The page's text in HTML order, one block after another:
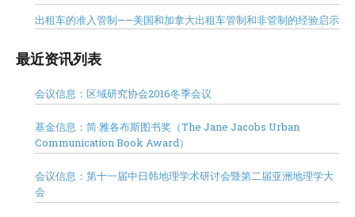
出租车的准入管制——美国和加拿大出租车管制和非管制的经验启示
最近资讯列表
会议信息：区域研究协会2016冬季会议
基金信息：简·雅各布斯图书奖（The Jane Jacobs Urban
Communication Book Award）
会议信息：第十一届中日韩地理学术研讨会暨第二届亚洲地理学大
会